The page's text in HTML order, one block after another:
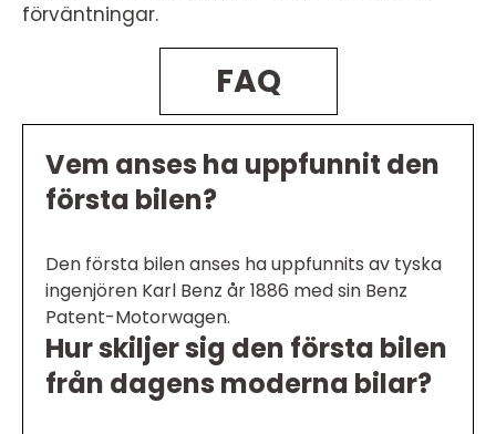
förväntningar.
FAQ
Vem anses ha uppfunnit den
första bilen?
Den första bilen anses ha uppfunnits av tyska
ingenjören Karl Benz år 1886 med sin Benz
Patent-Motorwagen.
Hur skiljer sig den första bilen
från dagens moderna bilar?